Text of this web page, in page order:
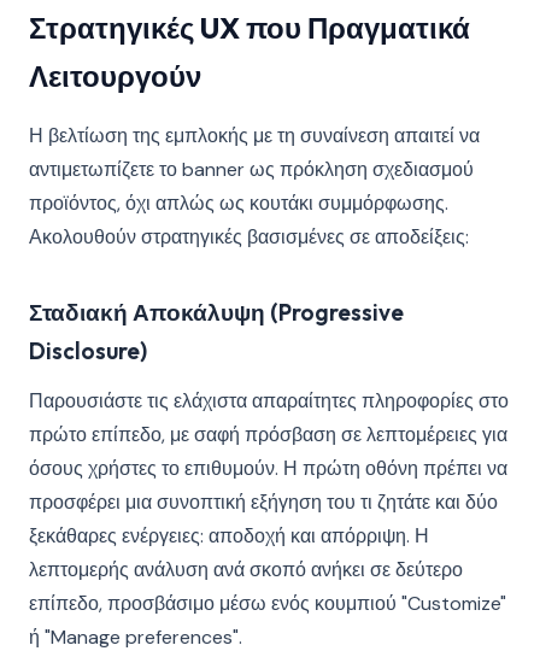
Στρατηγικές UX που Πραγματικά
Λειτουργούν
Η βελτίωση της εμπλοκής με τη συναίνεση απαιτεί να
αντιμετωπίζετε το banner ως πρόκληση σχεδιασμού
προϊόντος, όχι απλώς ως κουτάκι συμμόρφωσης.
Ακολουθούν στρατηγικές βασισμένες σε αποδείξεις:
Σταδιακή Αποκάλυψη (Progressive
Disclosure)
Παρουσιάστε τις ελάχιστα απαραίτητες πληροφορίες στο
πρώτο επίπεδο, με σαφή πρόσβαση σε λεπτομέρειες για
όσους χρήστες το επιθυμούν. Η πρώτη οθόνη πρέπει να
προσφέρει μια συνοπτική εξήγηση του τι ζητάτε και δύο
ξεκάθαρες ενέργειες: αποδοχή και απόρριψη. Η
λεπτομερής ανάλυση ανά σκοπό ανήκει σε δεύτερο
επίπεδο, προσβάσιμο μέσω ενός κουμπιού "Customize"
ή "Manage preferences".